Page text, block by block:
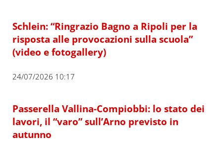
Schlein: “Ringrazio Bagno a Ripoli per la
risposta alle provocazioni sulla scuola”
(video e fotogallery)
24/07/2026 10:17
Passerella Vallina-Compiobbi: lo stato dei
lavori, il “varo” sull’Arno previsto in
autunno